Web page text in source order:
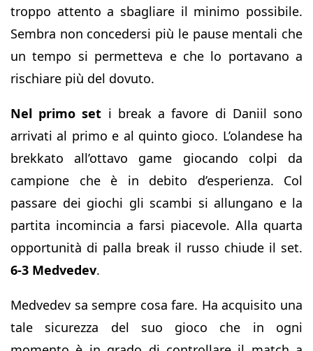
troppo attento a sbagliare il minimo possibile.
Sembra non concedersi più le pause mentali che
un tempo si permetteva e che lo portavano a
rischiare più del dovuto.
Nel primo set i break a favore di Daniil sono
arrivati al primo e al quinto gioco. L’olandese ha
brekkato all’ottavo game giocando colpi da
campione che è in debito d’esperienza. Col
passare dei giochi gli scambi si allungano e la
partita incomincia a farsi piacevole. Alla quarta
opportunità di palla break il russo chiude il set.
6-3 Medvedev.
Medvedev sa sempre cosa fare. Ha acquisito una
tale sicurezza del suo gioco che in ogni